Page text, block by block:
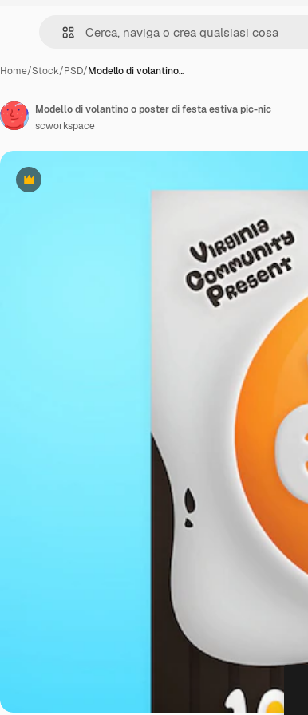
Home/Stock/PSD/Modello di volantino…
Premium
Modello di volantino o poster di festa estiva pic-nic
scworkspace